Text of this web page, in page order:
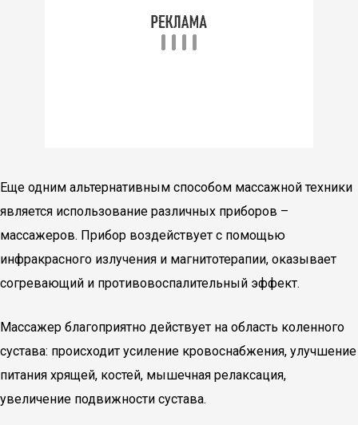
Еще одним альтернативным способом массажной техники
является использование различных приборов –
массажеров. Прибор воздействует с помощью
инфракрасного излучения и магнитотерапии, оказывает
согревающий и противовоспалительный эффект.
Массажер благоприятно действует на область коленного
сустава: происходит усиление кровоснабжения, улучшение
питания хрящей, костей, мышечная релаксация,
увеличение подвижности сустава.